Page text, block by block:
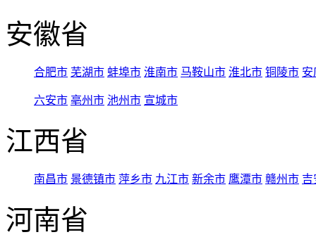
安徽省
合肥市 芜湖市 蚌埠市 淮南市 马鞍山市 淮北市 铜陵市 安
六安市 亳州市 池州市 宣城市
江西省
南昌市 景德镇市 萍乡市 九江市 新余市 鹰潭市 赣州市 吉
河南省